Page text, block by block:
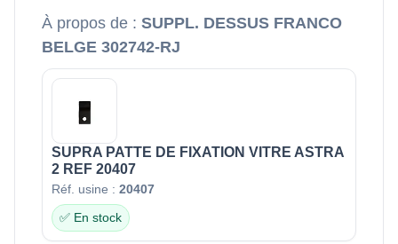
À propos de : SUPPL. DESSUS FRANCO
BELGE 302742-RJ
SUPRA PATTE DE FIXATION VITRE ASTRA
2 REF 20407
Réf. usine : 20407
✅ En stock